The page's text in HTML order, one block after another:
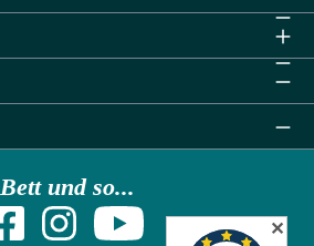
Bett und so...
✕